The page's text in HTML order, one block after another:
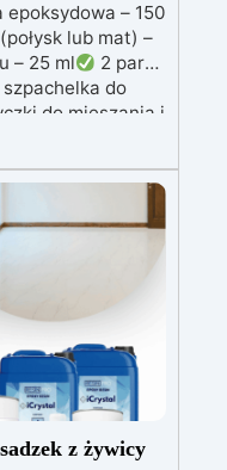
– 150
lub mat) –
– 25 ml
2 pary
szpachelka do
do mieszania i
Shower Fix jest
do naprawy
brodzika
do całkowitej
zastosowań
Prolux
prolux-
ceramiki-
z żywicy